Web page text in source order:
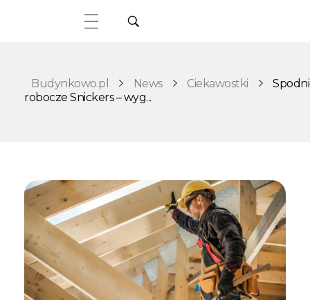
Budynkowo.pl News Ciekawostki
robocze Snickers – wyg...